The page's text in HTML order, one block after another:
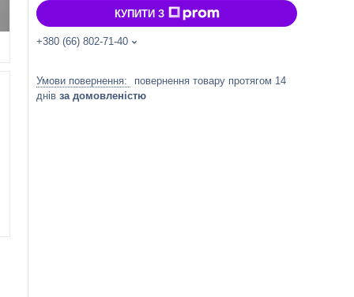
КУПИТИ З
+380 (66) 802-71-40
повернення товару протягом 14
днів за домовленістю